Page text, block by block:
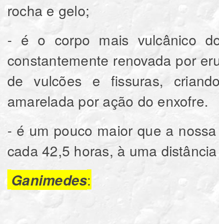
rocha e gelo;
- é o corpo mais vulcânico
constantemente renovada por
de vulcões e fissuras,
amarelada por ação do enxofre.
- é um pouco maior que a
cada 42,5 horas, à uma
Ganimedes: